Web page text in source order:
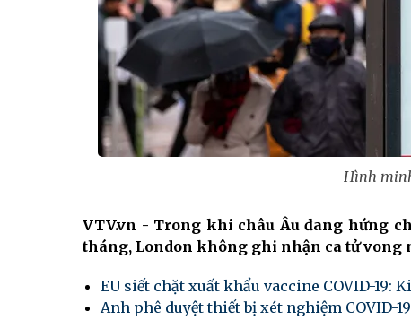
Hình
VTV.vn - Trong khi châu Âu đang hứng
tháng, London không ghi nhận ca tử vong
EU siết chặt xuất khẩu vaccine COVID-19:
Anh phê duyệt thiết bị xét nghiệm COVID-